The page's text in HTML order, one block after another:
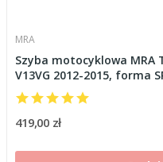
MRA
Szyba motocyklowa MRA
V13VG 2012-2015, forma
419,00 zł